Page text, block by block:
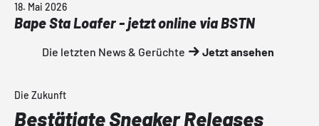
18. Mai 2026
Bape Sta Loafer - jetzt online via BSTN
Die letzten News & Gerüchte Jetzt ansehen
Die Zukunft
Bestätigte Sneaker Releases